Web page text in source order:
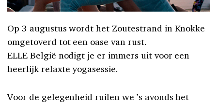
Op 3 augustus wordt het Zoutestrand in Knokke
omgetoverd tot een oase van rust.
ELLE België nodigt je er immers uit voor een
heerlijk relaxte yogasessie.
Voor de gelegenheid ruilen we ’s avonds het